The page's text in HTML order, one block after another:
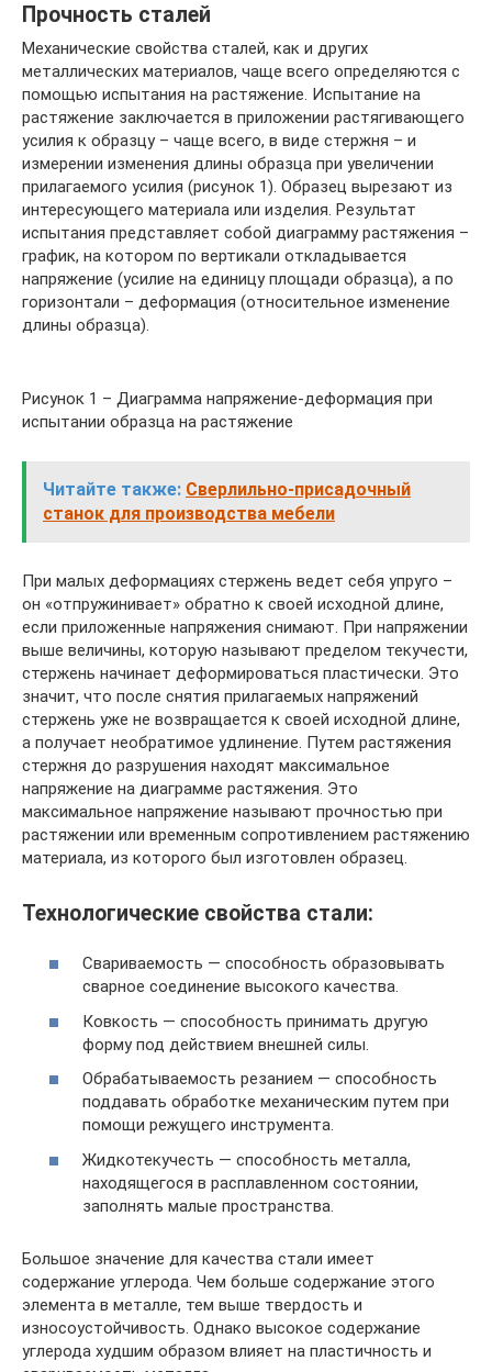
Прочность сталей
Механические свойства сталей, как и других
металлических материалов, чаще всего определяются с
помощью испытания на растяжение. Испытание на
растяжение заключается в приложении растягивающего
усилия к образцу – чаще всего, в виде стержня – и
измерении изменения длины образца при увеличении
прилагаемого усилия (рисунок 1). Образец вырезают из
интересующего материала или изделия. Результат
испытания представляет собой диаграмму растяжения –
график, на котором по вертикали откладывается
напряжение (усилие на единицу площади образца), а по
горизонтали – деформация (относительное изменение
длины образца).
Рисунок 1 – Диаграмма напряжение-деформация при
испытании образца на растяжение
Читайте также: Сверлильно-присадочный
станок для производства мебели
При малых деформациях стержень ведет себя упруго –
он «отпружинивает» обратно к своей исходной длине,
если приложенные напряжения снимают. При напряжении
выше величины, которую называют пределом текучести,
стержень начинает деформироваться пластически. Это
значит, что после снятия прилагаемых напряжений
стержень уже не возвращается к своей исходной длине,
а получает необратимое удлинение. Путем растяжения
стержня до разрушения находят максимальное
напряжение на диаграмме растяжения. Это
максимальное напряжение называют прочностью при
растяжении или временным сопротивлением растяжению
материала, из которого был изготовлен образец.
Технологические свойства стали:
Свариваемость — способность образовывать
сварное соединение высокого качества.
Ковкость — способность принимать другую
форму под действием внешней силы.
Обрабатываемость резанием — способность
поддавать обработке механическим путем при
помощи режущего инструмента.
Жидкотекучесть — способность металла,
находящегося в расплавленном состоянии,
заполнять малые пространства.
Большое значение для качества стали имеет
содержание углерода. Чем больше содержание этого
элемента в металле, тем выше твердость и
износоустойчивость. Однако высокое содержание
углерода худшим образом влияет на пластичность и